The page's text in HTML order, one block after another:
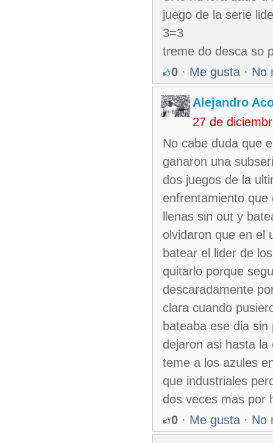
juego de la serie
3=3
treme do desca so
0 · Me gusta · No
Alejandro
27 de
No cabe duda que
ganaron una
dos juegos de la
enfrentamiento que
llenas sin out y
olvidaron que en el
batear el lider de
quitarlo porque
descaradamente
clara cuando
bateaba ese dia
dejaron asi hasta
teme a los azules
que industriales
dos veces mas por
0 · Me gusta · No